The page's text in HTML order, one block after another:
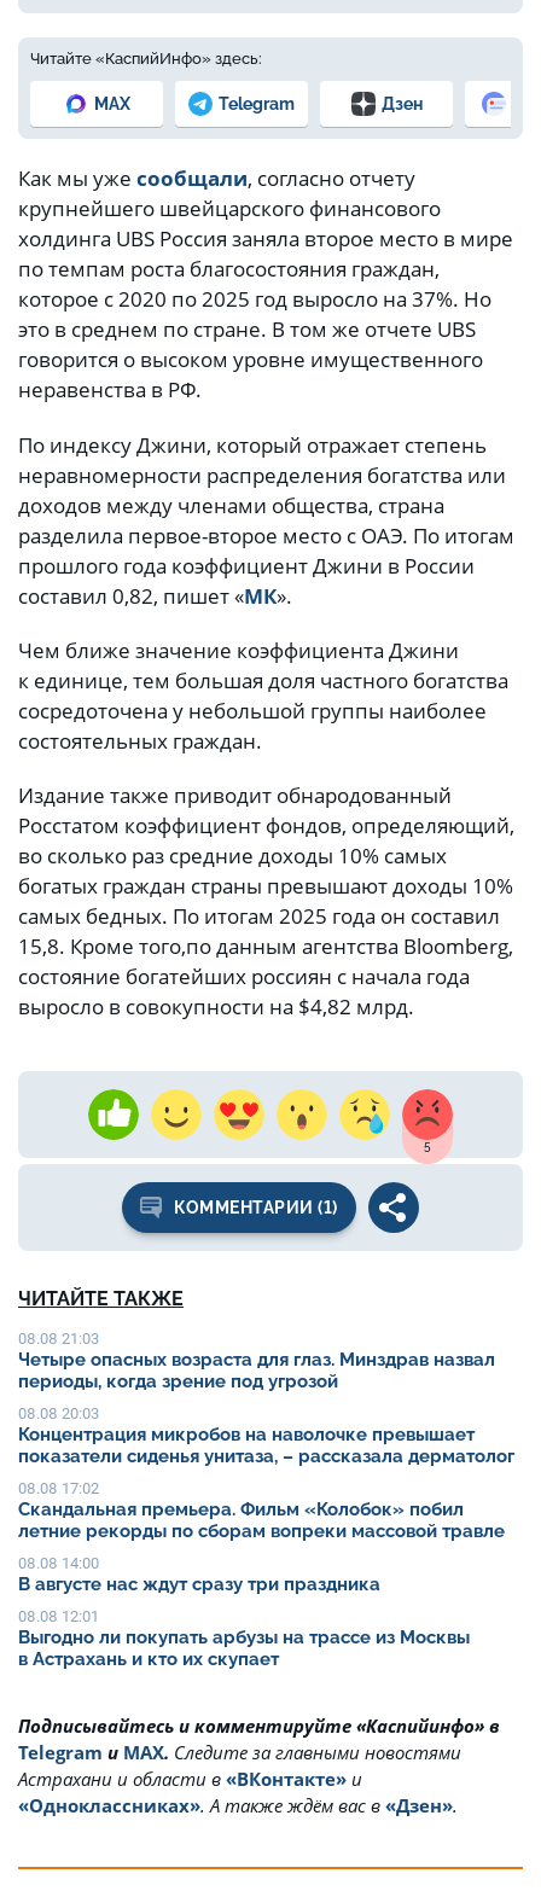
Читайте «КаспийИнфо» здесь:
MAX Telegram Дзен
Как мы уже сообщали, согласно отчету
крупнейшего швейцарского финансового
холдинга UBS Россия заняла второе место в мире
по темпам роста благосостояния граждан,
которое с 2020 по 2025 год выросло на 37%. Но
это в среднем по стране. В том же отчете UBS
говорится о высоком уровне имущественного
неравенства в РФ.
По индексу Джини, который отражает степень
неравномерности распределения богатства или
доходов между членами общества, страна
разделила первое-второе место с ОАЭ. По итогам
прошлого года коэффициент Джини в России
составил 0,82, пишет «МК».
Чем ближе значение коэффициента Джини
к единице, тем большая доля частного богатства
сосредоточена у небольшой группы наиболее
состоятельных граждан.
Издание также приводит обнародованный
Росстатом коэффициент фондов, определяющий,
во сколько раз средние доходы 10% самых
богатых граждан страны превышают доходы 10%
самых бедных. По итогам 2025 года он составил
15,8. Кроме того,по данным агентства Bloomberg,
состояние богатейших россиян с начала года
выросло в совокупности на $4,82 млрд.
5
КОММЕНТАРИИ (1)
ЧИТАЙТЕ ТАКЖЕ
08.08 21:03
Четыре опасных возраста для глаз. Минздрав назвал
периоды, когда зрение под угрозой
08.08 20:03
Концентрация микробов на наволочке превышает
показатели сиденья унитаза, – рассказала дерматолог
08.08 17:02
Скандальная премьера. Фильм «Колобок» побил
летние рекорды по сборам вопреки массовой травле
08.08 14:00
В августе нас ждут сразу три праздника
08.08 12:01
Выгодно ли покупать арбузы на трассе из Москвы
в Астрахань и кто их скупает
Подписывайтесь и комментируйте «Каспийинфо» в
Telegram и MAX. Cледите за главными новостями
Астрахани и области в «ВКонтакте» и
«Одноклассниках». А также ждём вас в «Дзен».